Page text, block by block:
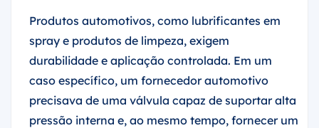
Produtos automotivos, como lubrificantes em
spray e produtos de limpeza, exigem
durabilidade e aplicação controlada. Em um
caso específico, um fornecedor automotivo
precisava de uma válvula capaz de suportar alta
pressão interna e, ao mesmo tempo, fornecer um